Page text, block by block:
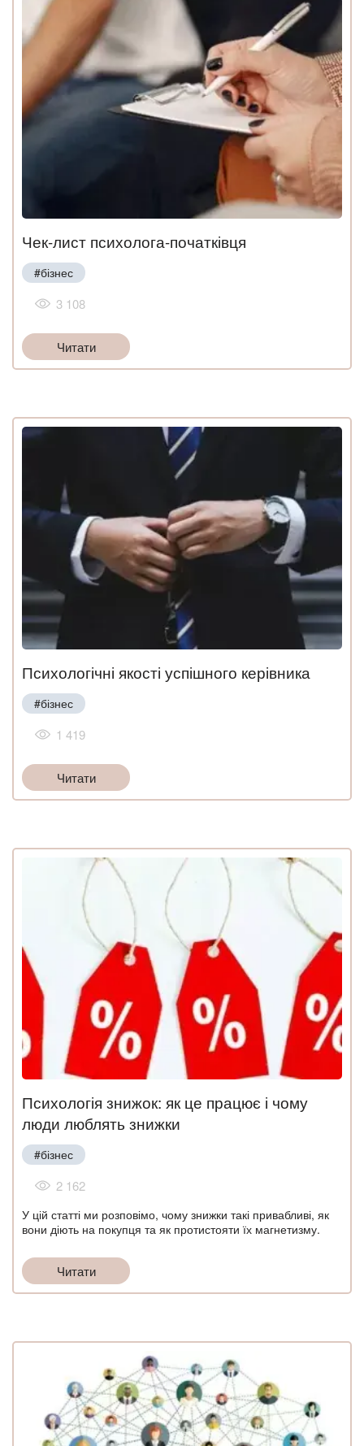
Чек-лист психолога-початківця
#бізнес
3 108
Читати
Психологічні якості успішного керівника
#бізнес
1 419
Читати
Психологія знижок: як це працює і чому
люди люблять знижки
#бізнес
2 162
У цій статті ми розповімо, чому знижки такі привабливі, як
вони діють на покупця та як протистояти їх магнетизму.
Читати